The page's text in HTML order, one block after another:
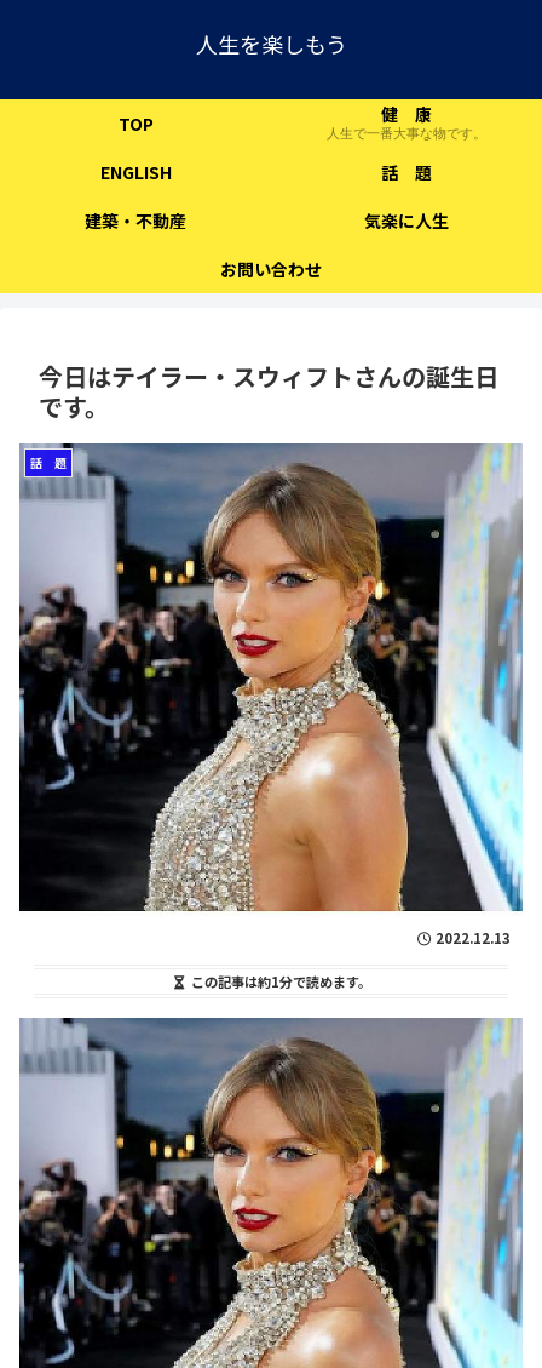
人生を楽しもう
TOP 健 康
人生で一番大事な物です。
ENGLISH
話 題
建築・不動産
気楽に人生
お問い合わせ
今日はテイラー・スウィフトさんの誕生日
です。
話 題
2022.12.13
この記事は約1分で読めます。